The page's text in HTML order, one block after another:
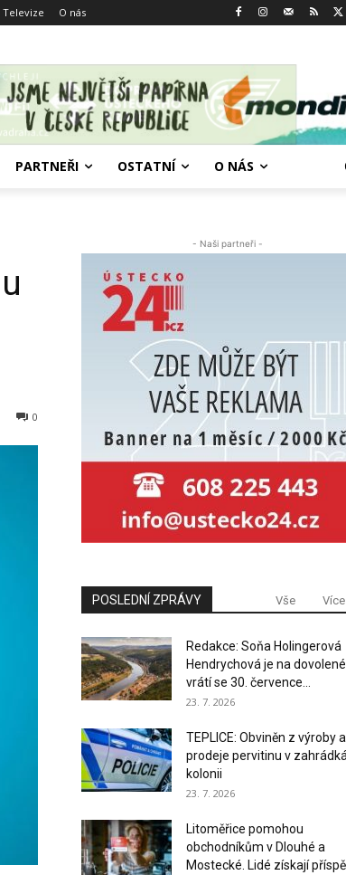
Televize O nás
PARTNEŘI OSTATNÍ O NÁS
0
- Naši partneři -
POSLEDNÍ ZPRÁVY Vše Více
Redakce: Soňa Holingerová
Hendrychová je na
vrátí se 30. července...
23. 7. 2026
TEPLICE: Obviněn z výroby a
prodeje pervitinu v
kolonii
23. 7. 2026
Litoměřice pomohou
obchodníkům v Dlouhé a
Mostecké. Lidé získají